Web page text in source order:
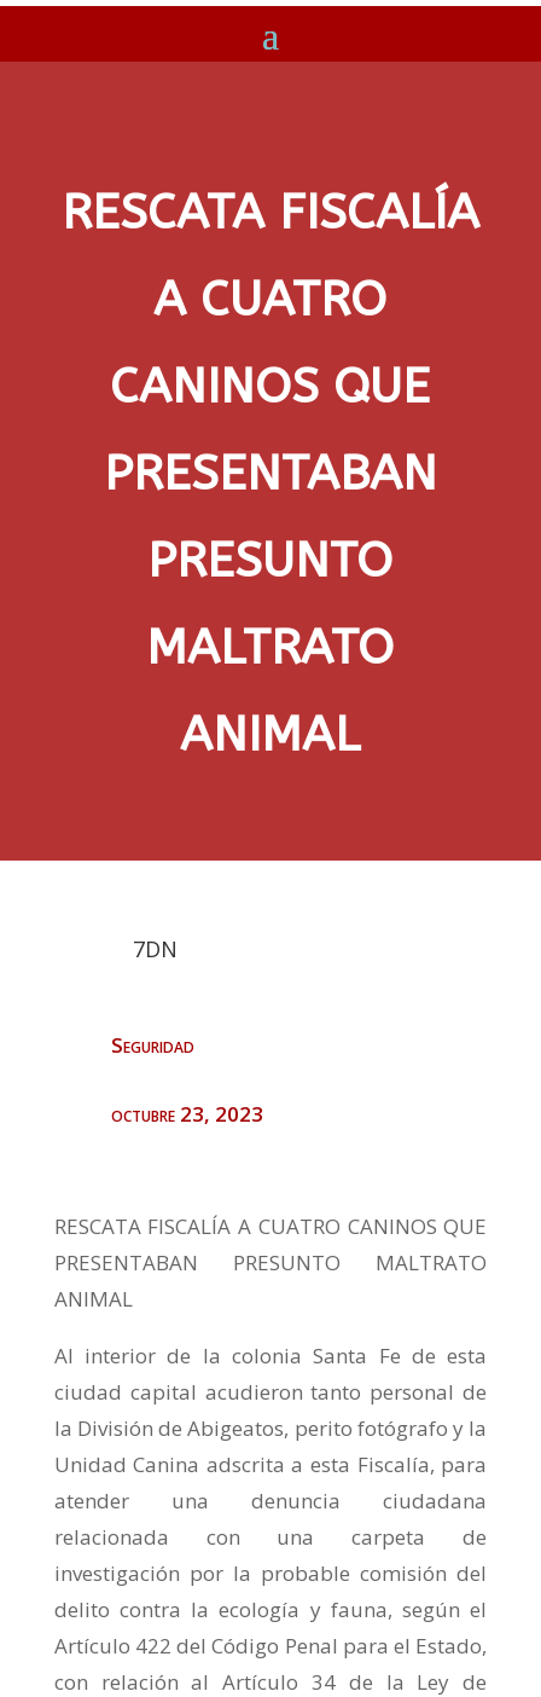
RESCATA FISCALÍA
A CUATRO
CANINOS QUE
PRESENTABAN
PRESUNTO
MALTRATO
ANIMAL
7DN
Seguridad
octubre 23, 2023
RESCATA FISCALÍA A CUATRO CANINOS QUE
PRESENTABAN PRESUNTO MALTRATO
ANIMAL
Al interior de la colonia Santa Fe de esta
ciudad capital acudieron tanto personal de
la División de Abigeatos, perito fotógrafo y la
Unidad Canina adscrita a esta Fiscalía, para
atender una denuncia ciudadana
relacionada con una carpeta de
investigación por la probable comisión del
delito contra la ecología y fauna, según el
Artículo 422 del Código Penal para el Estado,
con relación al Artículo 34 de la Ley de